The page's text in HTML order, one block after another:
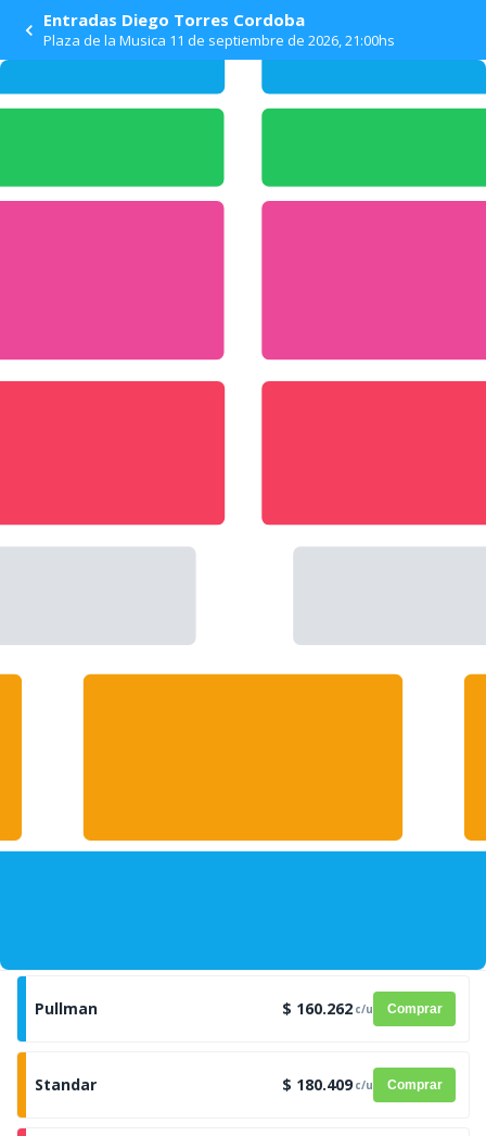
Entradas Diego Torres Cordoba
Plaza de la Musica 11 de septiembre de 2026, 21:00hs
Pullman $ 160.262 c/u Comprar
Standar $ 180.409 c/u Comprar